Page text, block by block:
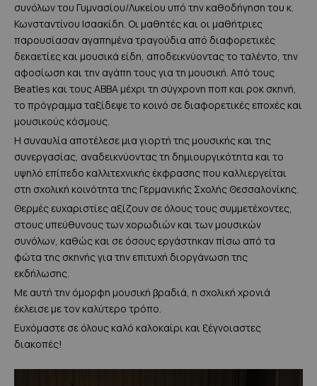
συνόλων του Γυμνασίου/Λυκείου υπό την καθοδήγηση του κ.
Κωνσταντίνου Ισαακίδη. Οι μαθητές και οι μαθήτριες
παρουσίασαν αγαπημένα τραγούδια από διαφορετικές
δεκαετίες και μουσικά είδη, αποδεικνύοντας το ταλέντο, την
αφοσίωση και την αγάπη τους για τη μουσική. Από τους
Beatles και τους ABBA μέχρι τη σύγχρονη ποπ και ροκ σκηνή,
το πρόγραμμα ταξίδεψε το κοινό σε διαφορετικές εποχές και
μουσικούς κόσμους.
Η συναυλία αποτέλεσε μια γιορτή της μουσικής και της
συνεργασίας, αναδεικνύοντας τη δημιουργικότητα και το
υψηλό επίπεδο καλλιτεχνικής έκφρασης που καλλιεργείται
στη σχολική κοινότητα της Γερμανικής Σχολής Θεσσαλονίκης.
Θερμές ευχαριστίες αξίζουν σε όλους τους συμμετέχοντες,
στους υπεύθυνους των χορωδιών και των μουσικών
συνόλων, καθώς και σε όσους εργάστηκαν πίσω από τα
φώτα της σκηνής για την επιτυχή διοργάνωση της
εκδήλωσης.
Με αυτή την όμορφη μουσική βραδιά, η σχολική χρονιά
έκλεισε με τον καλύτερο τρόπο.
Ευχόμαστε σε όλους καλό καλοκαίρι και ξέγνοιαστες
διακοπές!